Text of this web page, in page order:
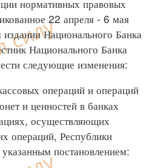
нормативных правовых
22 апреля - 6 мая
Национального Банка
Национального Банка
следующие изменения:
операций и операций
и ценностей в банках
осуществляющих
операций, Республики
постановлением: